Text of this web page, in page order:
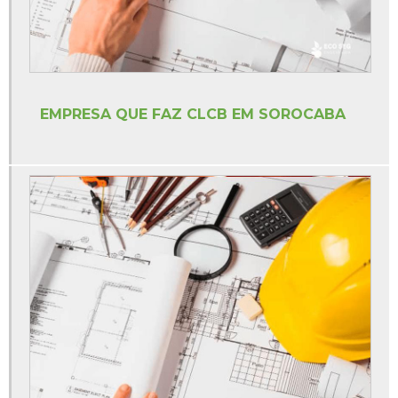
Licenciamento ambiental lp li lo
Orçamento pgr
Treinamentos segurança do trabalho ead
Valor estudo de impacto de vizinhança
Valor ltcat
Valor para fazer ltcat
Visita técnica de segurança do trabalho
Empresa de segurança do trabalho sp
Empresa de segurança do trabalho em americana
Treinamento da brigada de incêndio em americana
EMPRESA QUE FAZ CLCB EM SOROCABA